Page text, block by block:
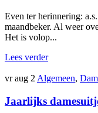
Even ter herinnering:
maandbeker. Al weer
Het is volop...
Lees verder
vr aug 2 Algemeen,
Jaarlijks